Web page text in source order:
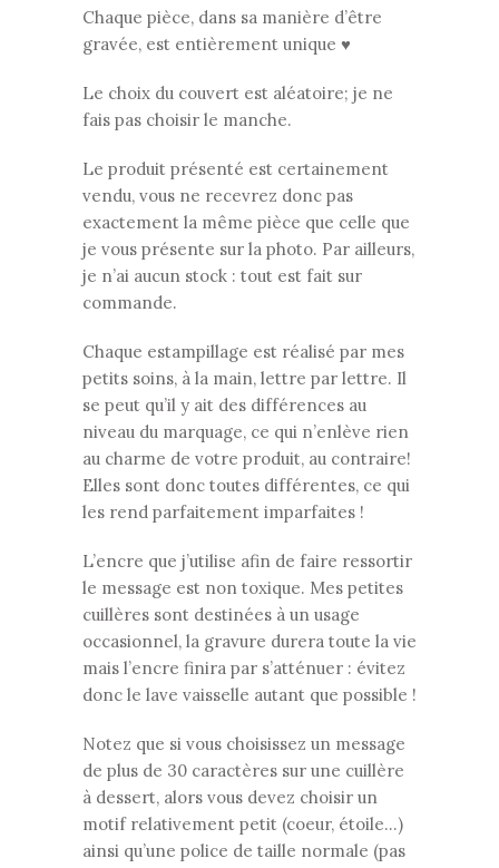
Chaque pièce, dans sa manière d’être
gravée, est entièrement unique ♥
Le choix du couvert est aléatoire; je ne
fais pas choisir le manche.
Le produit présenté est certainement
vendu, vous ne recevrez donc pas
exactement la même pièce que celle que
je vous présente sur la photo. Par ailleurs,
je n’ai aucun stock : tout est fait sur
commande.
Chaque estampillage est réalisé par mes
petits soins, à la main, lettre par lettre. Il
se peut qu’il y ait des différences au
niveau du marquage, ce qui n’enlève rien
au charme de votre produit, au contraire!
Elles sont donc toutes différentes, ce qui
les rend parfaitement imparfaites !
L’encre que j’utilise afin de faire ressortir
le message est non toxique. Mes petites
cuillères sont destinées à un usage
occasionnel, la gravure durera toute la vie
mais l’encre finira par s’atténuer : évitez
donc le lave vaisselle autant que possible !
Notez que si vous choisissez un message
de plus de 30 caractères sur une cuillère
à dessert, alors vous devez choisir un
motif relativement petit (coeur, étoile…)
ainsi qu’une police de taille normale (pas